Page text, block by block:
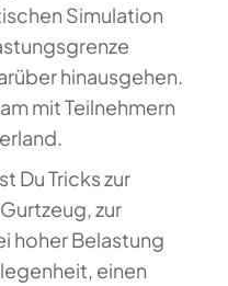
Simulation
hinausgehen.
mit Teilnehmern
Du Tricks zur
zur
hoher Belastung
einen